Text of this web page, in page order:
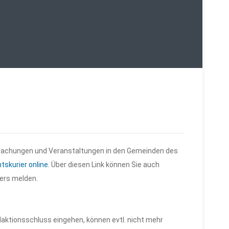
und Veranstaltungen in den Gemeinden des
online. Über diesen Link können Sie auch
melden.
eingehen, können evtl. nicht mehr